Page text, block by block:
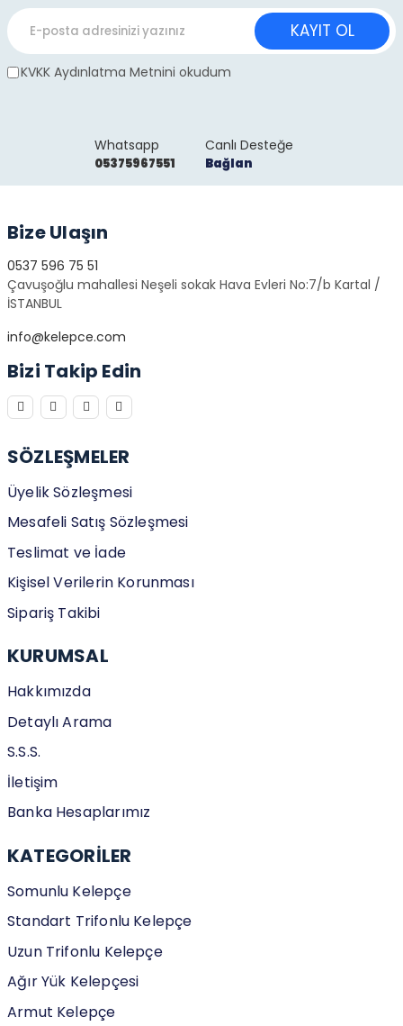
KAYIT OL
KVKK Aydınlatma Metnini okudum
Whatsapp
05375967551
Canlı Desteğe
Bağlan
Bize Ulaşın
0537 596 75 51
Çavuşoğlu mahallesi Neşeli sokak Hava Evleri No:7/b Kartal /
İSTANBUL
info@kelepce.com
Bizi Takip Edin
SÖZLEŞMELER
Üyelik Sözleşmesi
Mesafeli Satış Sözleşmesi
Teslimat ve İade
Kişisel Verilerin Korunması
Sipariş Takibi
KURUMSAL
Hakkımızda
Detaylı Arama
S.S.S.
İletişim
Banka Hesaplarımız
KATEGORİLER
Somunlu Kelepçe
Standart Trifonlu Kelepçe
Uzun Trifonlu Kelepçe
Ağır Yük Kelepçesi
Armut Kelepçe